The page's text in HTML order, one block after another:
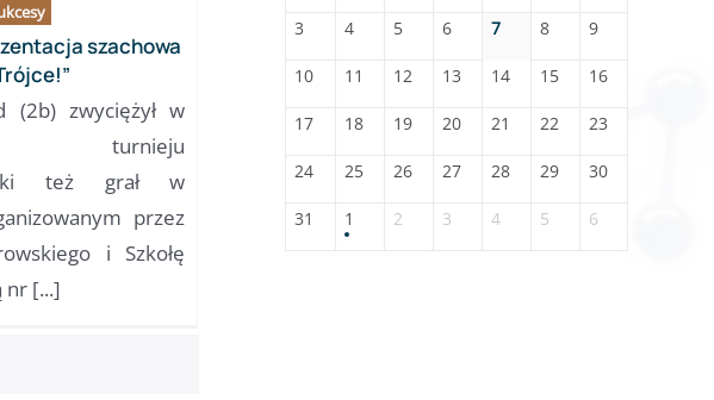
szachowa
(2b) zwyciężył w
turnieju
też grał w
przez
i Szkołę
nr [...]
3 4 5 6 7 8 9
10 11 12 13 14 15 16
17 18 19 20 21 22 23
24 25 26 27 28 29 30
31 1 2 3 4 5 6